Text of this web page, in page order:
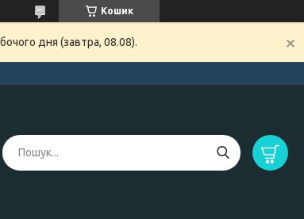
Кошик
дня (завтра, 08.08).